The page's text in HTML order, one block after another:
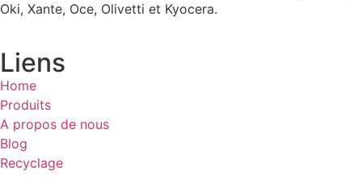
Oki, Xante, Oce, Olivetti et Kyocera.
Liens
Home
Produits
A propos de nous
Blog
Recyclage